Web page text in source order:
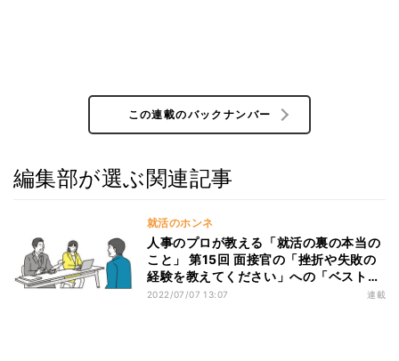
この連載のバックナンバー
編集部が選ぶ関連記事
就活のホンネ
人事のプロが教える「就活の裏の本当の
こと」 第15回 面接官の「挫折や失敗の
経験を教えてください」への「ベストな
回答」の考え方
2022/07/07 13:07 連載